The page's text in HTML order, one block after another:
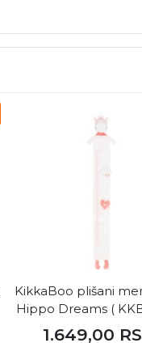
KikkaBoo plišani
Hippo Dreams (
1.649,00